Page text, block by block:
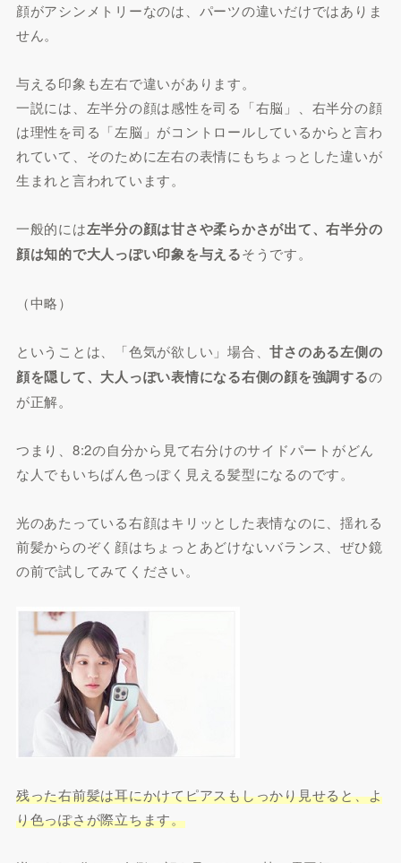
顔がアシンメトリーなのは、パーツの違いだけではありま
せん。
与える印象も左右で違いがあります。
一説には、左半分の顔は感性を司る「右脳」、右半分の顔
は理性を司る「左脳」がコントロールしているからと言わ
れていて、そのために左右の表情にもちょっとした違いが
生まれと言われています。
一般的には左半分の顔は甘さや柔らかさが出て、右半分の
顔は知的で大人っぽい印象を与えるそうです。
（中略）
ということは、「色気が欲しい」場合、甘さのある左側の
顔を隠して、大人っぽい表情になる右側の顔を強調するの
が正解。
つまり、8:2の自分から見て右分けのサイドパートがどん
な人でもいちばん色っぽく見える髪型になるのです。
光のあたっている右顔はキリッとした表情なのに、揺れる
前髪からのぞく顔はちょっとあどけないバランス、ぜひ鏡
の前で試してみてください。
残った右前髪は耳にかけてピアスもしっかり見せると、よ
り色っぽさが際立ちます。